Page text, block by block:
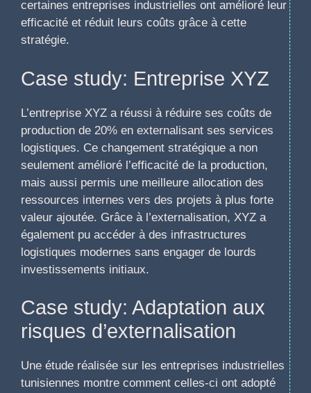
certaines entreprises industrielles ont amélioré leur
efficacité et réduit leurs coûts grâce à cette
stratégie.
Case study: Entreprise XYZ
L’entreprise XYZ a réussi à réduire ses coûts de
production de 20% en externalisant ses services
logistiques. Ce changement stratégique a non
seulement amélioré l’efficacité de la production,
mais aussi permis une meilleure allocation des
ressources internes vers des projets à plus forte
valeur ajoutée. Grâce à l’externalisation, XYZ a
également pu accéder à des infrastructures
logistiques modernes sans engager de lourds
investissements initiaux.
Case study: Adaptation aux
risques d’externalisation
Une étude réalisée sur les entreprises industrielles
tunisiennes montre comment celles-ci ont adopté